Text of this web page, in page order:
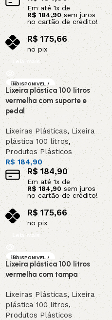
Em até1x de
R$ 184,90sem juros
no cartão de crédito!
R$175,66
no pix
Leia mais
INDISPONIVEL /
SOB ENCOMEND
A
Lixeira plástica 100 litros
vermelha com suporte e
pedal
Lixeiras Plásticas, Lixeira
plástica 100 litros,
Produtos Plásticos
R$184,90
R$ 184,90
Em até 1x de
R$ 184,90 sem juros
no cartão de crédito!
R$ 175,66
no pix
Leia mais
INDISPONIVEL /
SOB ENCOMEND
A
Lixeira plástica 100 litros
vermelha com tampa
Lixeiras Plásticas, Lixeira
plástica 100 litros,
Produtos Plásticos